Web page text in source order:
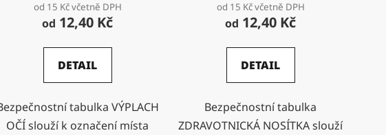
od 15 Kč včetně DPH
od 12,40 Kč
DETAIL
tabulka VÝPLACH
OČÍ slouží k označení místa
od 15 Kč včetně DPH
od 12,40 Kč
DETAIL
Bezpečnostní tabulka
ZDRAVOTNICKÁ NOSÍTKA slouží